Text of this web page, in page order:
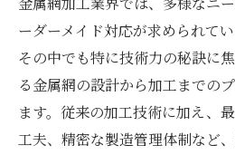
ーダーメイド対応が求められて
その中でも特に技術力の秘訣に
る金属網の設計から加工までの
ます。従来の加工技術に加え、
工夫、精密な製造管理体制など